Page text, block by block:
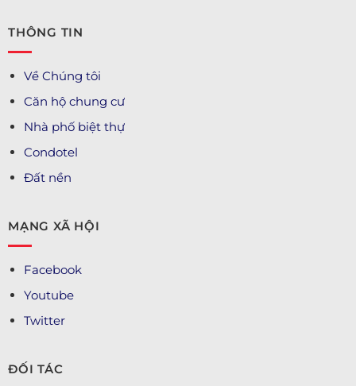
THÔNG TIN
Về Chúng tôi
Căn hộ chung cư
Nhà phố biệt thự
Condotel
Đất nền
MẠNG XÃ HỘI
Facebook
Youtube
Twitter
ĐỐI TÁC